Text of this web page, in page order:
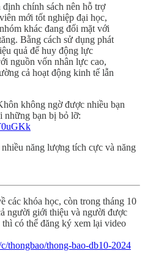
chính sách nên hỗ trợ
mới tốt nghiệp đại học,
khác đang đối mặt với
Bằng cách sử dụng phát
quả để huy động lực
nguồn vốn nhân lực cao,
cả hoạt động kinh tế lẫn
không ngờ được nhiều bạn
những bạn bị bỏ lỡ:
năng lượng tích cực và năng
các khóa học, còn trong tháng 10
người giới thiệu và người được
có thể đăng ký xem lại video
thongbao/thong-bao-db10-2024